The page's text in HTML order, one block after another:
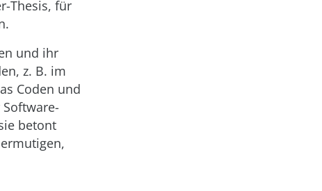
Thesis, für
und ihr
z. B. im
Coden und
betont